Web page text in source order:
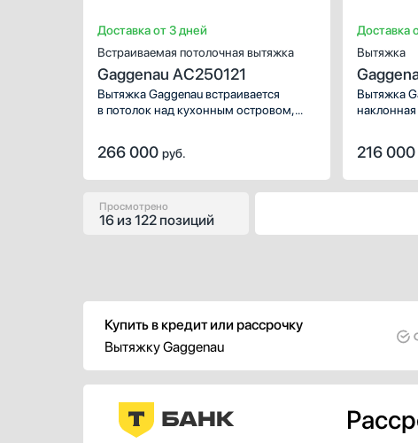
Доставка от 3 дней
Встраиваемая потолочная вытяжка
Gaggenau AC250121
Вытяжка Gaggenau встраивается
в потолок над кухонным островом,
с нескольких конфорок
автоматическую интервальную работу
с промежутками в 6 минут.
266 000 руб.
Доставка
Вытяжка
Вытяжка
к стене
и
216 000
Просмотрено
16 из122 позиций
Купить в кредит или рассрочку
Вытяжку Gaggenau